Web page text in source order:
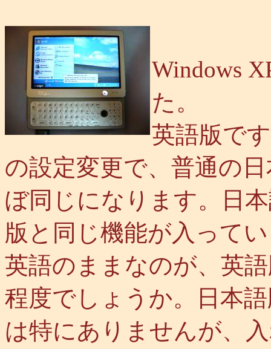
Windows
た。
英語版で
の設定変更で、普通の
ぼ同じになります。日
版と同じ機能が入って
英語のままなのが、英
程度でしょうか。日本
は特にありませんが、